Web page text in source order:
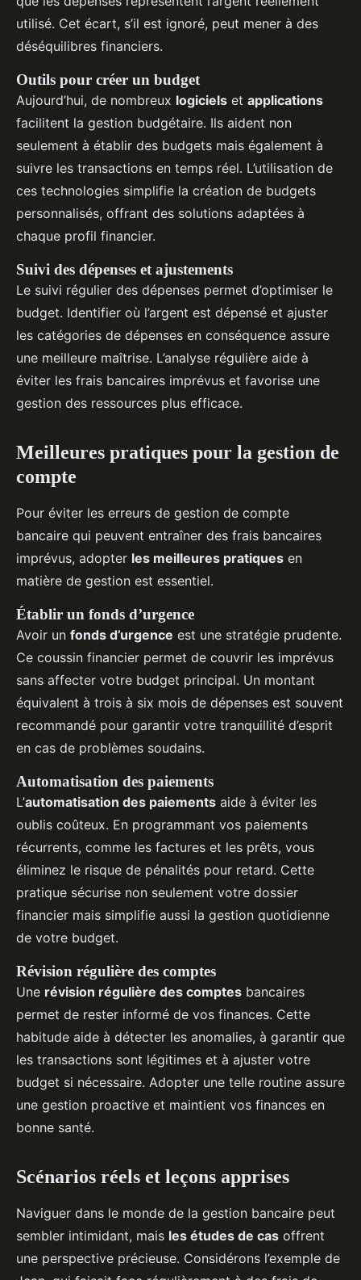
utilisé. Cet écart, s’il est ignoré, peut mener à des
déséquilibres financiers.
Outils pour créer un budget
Aujourd’hui, de nombreux logiciels et applications
facilitent la gestion budgétaire. Ils aident non
seulement à établir des budgets mais également à
suivre les transactions en temps réel. L’utilisation de
ces technologies simplifie la création de budgets
personnalisés, offrant des solutions adaptées à
chaque profil financier.
Suivi des dépenses et ajustements
Le suivi régulier des dépenses permet d’optimiser le
budget. Identifier où l’argent est dépensé et ajuster
les catégories de dépenses en conséquence assure
une meilleure maîtrise. L’analyse régulière aide à
éviter les frais bancaires imprévus et favorise une
gestion des ressources plus efficace.
Meilleures pratiques pour la gestion de
compte
Pour éviter les erreurs de gestion de compte
bancaire qui peuvent entraîner des frais bancaires
imprévus, adopter les meilleures pratiques en
matière de gestion est essentiel.
Établir un fonds d’urgence
Avoir un fonds d’urgence est une stratégie prudente.
Ce coussin financier permet de couvrir les imprévus
sans affecter votre budget principal. Un montant
équivalent à trois à six mois de dépenses est souvent
recommandé pour garantir votre tranquillité d’esprit
en cas de problèmes soudains.
Automatisation des paiements
L’automatisation des paiements aide à éviter les
oublis coûteux. En programmant vos paiements
récurrents, comme les factures et les prêts, vous
éliminez le risque de pénalités pour retard. Cette
pratique sécurise non seulement votre dossier
financier mais simplifie aussi la gestion quotidienne
de votre budget.
Révision régulière des comptes
Une révision régulière des comptes bancaires
permet de rester informé de vos finances. Cette
habitude aide à détecter les anomalies, à garantir que
les transactions sont légitimes et à ajuster votre
budget si nécessaire. Adopter une telle routine assure
une gestion proactive et maintient vos finances en
bonne santé.
Scénarios réels et leçons apprises
Naviguer dans le monde de la gestion bancaire peut
sembler intimidant, mais les études de cas offrent
une perspective précieuse. Considérons l’exemple de